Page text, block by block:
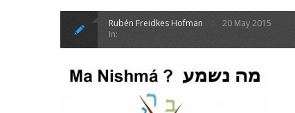
Rubén Freidkes Hofman
20 May 2015
In: